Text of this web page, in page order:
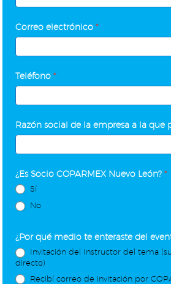
Cliente
PYMES
Correo electrónico*
Teléfono*
Razón social de la empresa a la que
¿Es Socio COPARMEX Nuevo León?*
Sí
No
¿Por qué medio te enteraste del
Invitación del Instructor del tema
directo)
Recibí correo de invitación por